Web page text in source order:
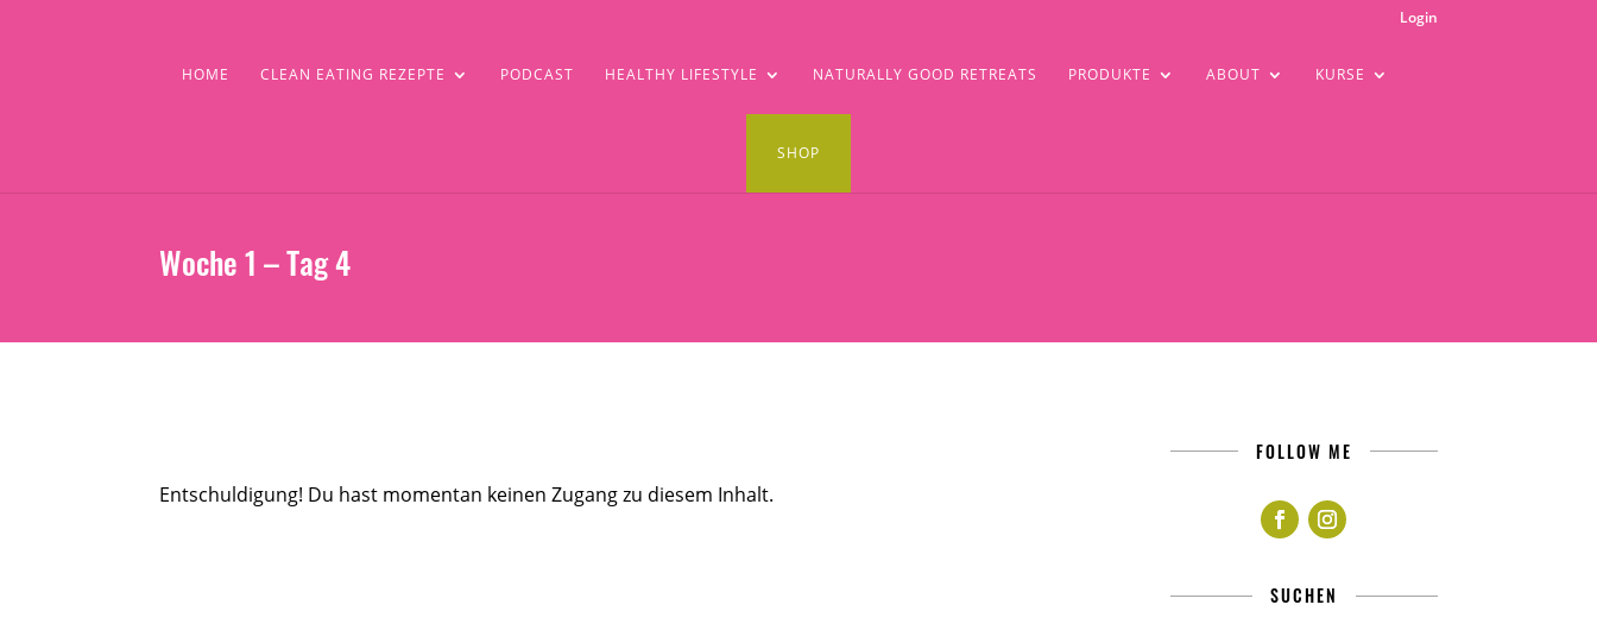
Login
HOME CLEAN EATING REZEPTE PODCAST HEALTHY LIFESTYLE NATURALLY GOOD RETREATS PRODUKTE ABOUT KURSE
SHOP
Woche 1 – Tag 4
Entschuldigung! Du hast momentan keinen Zugang zu diesem Inhalt.
FOLLOW ME
SUCHEN